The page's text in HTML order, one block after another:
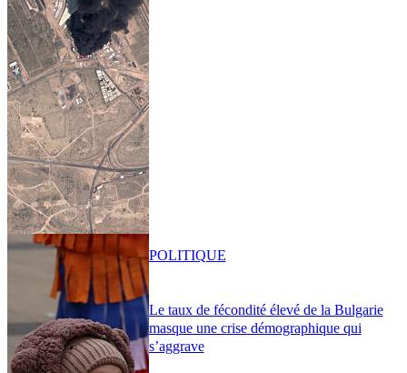
Le taux de fécondité élevé de la Bulgarie
masque une crise démographique qui
s’aggrave
POLITIQUE